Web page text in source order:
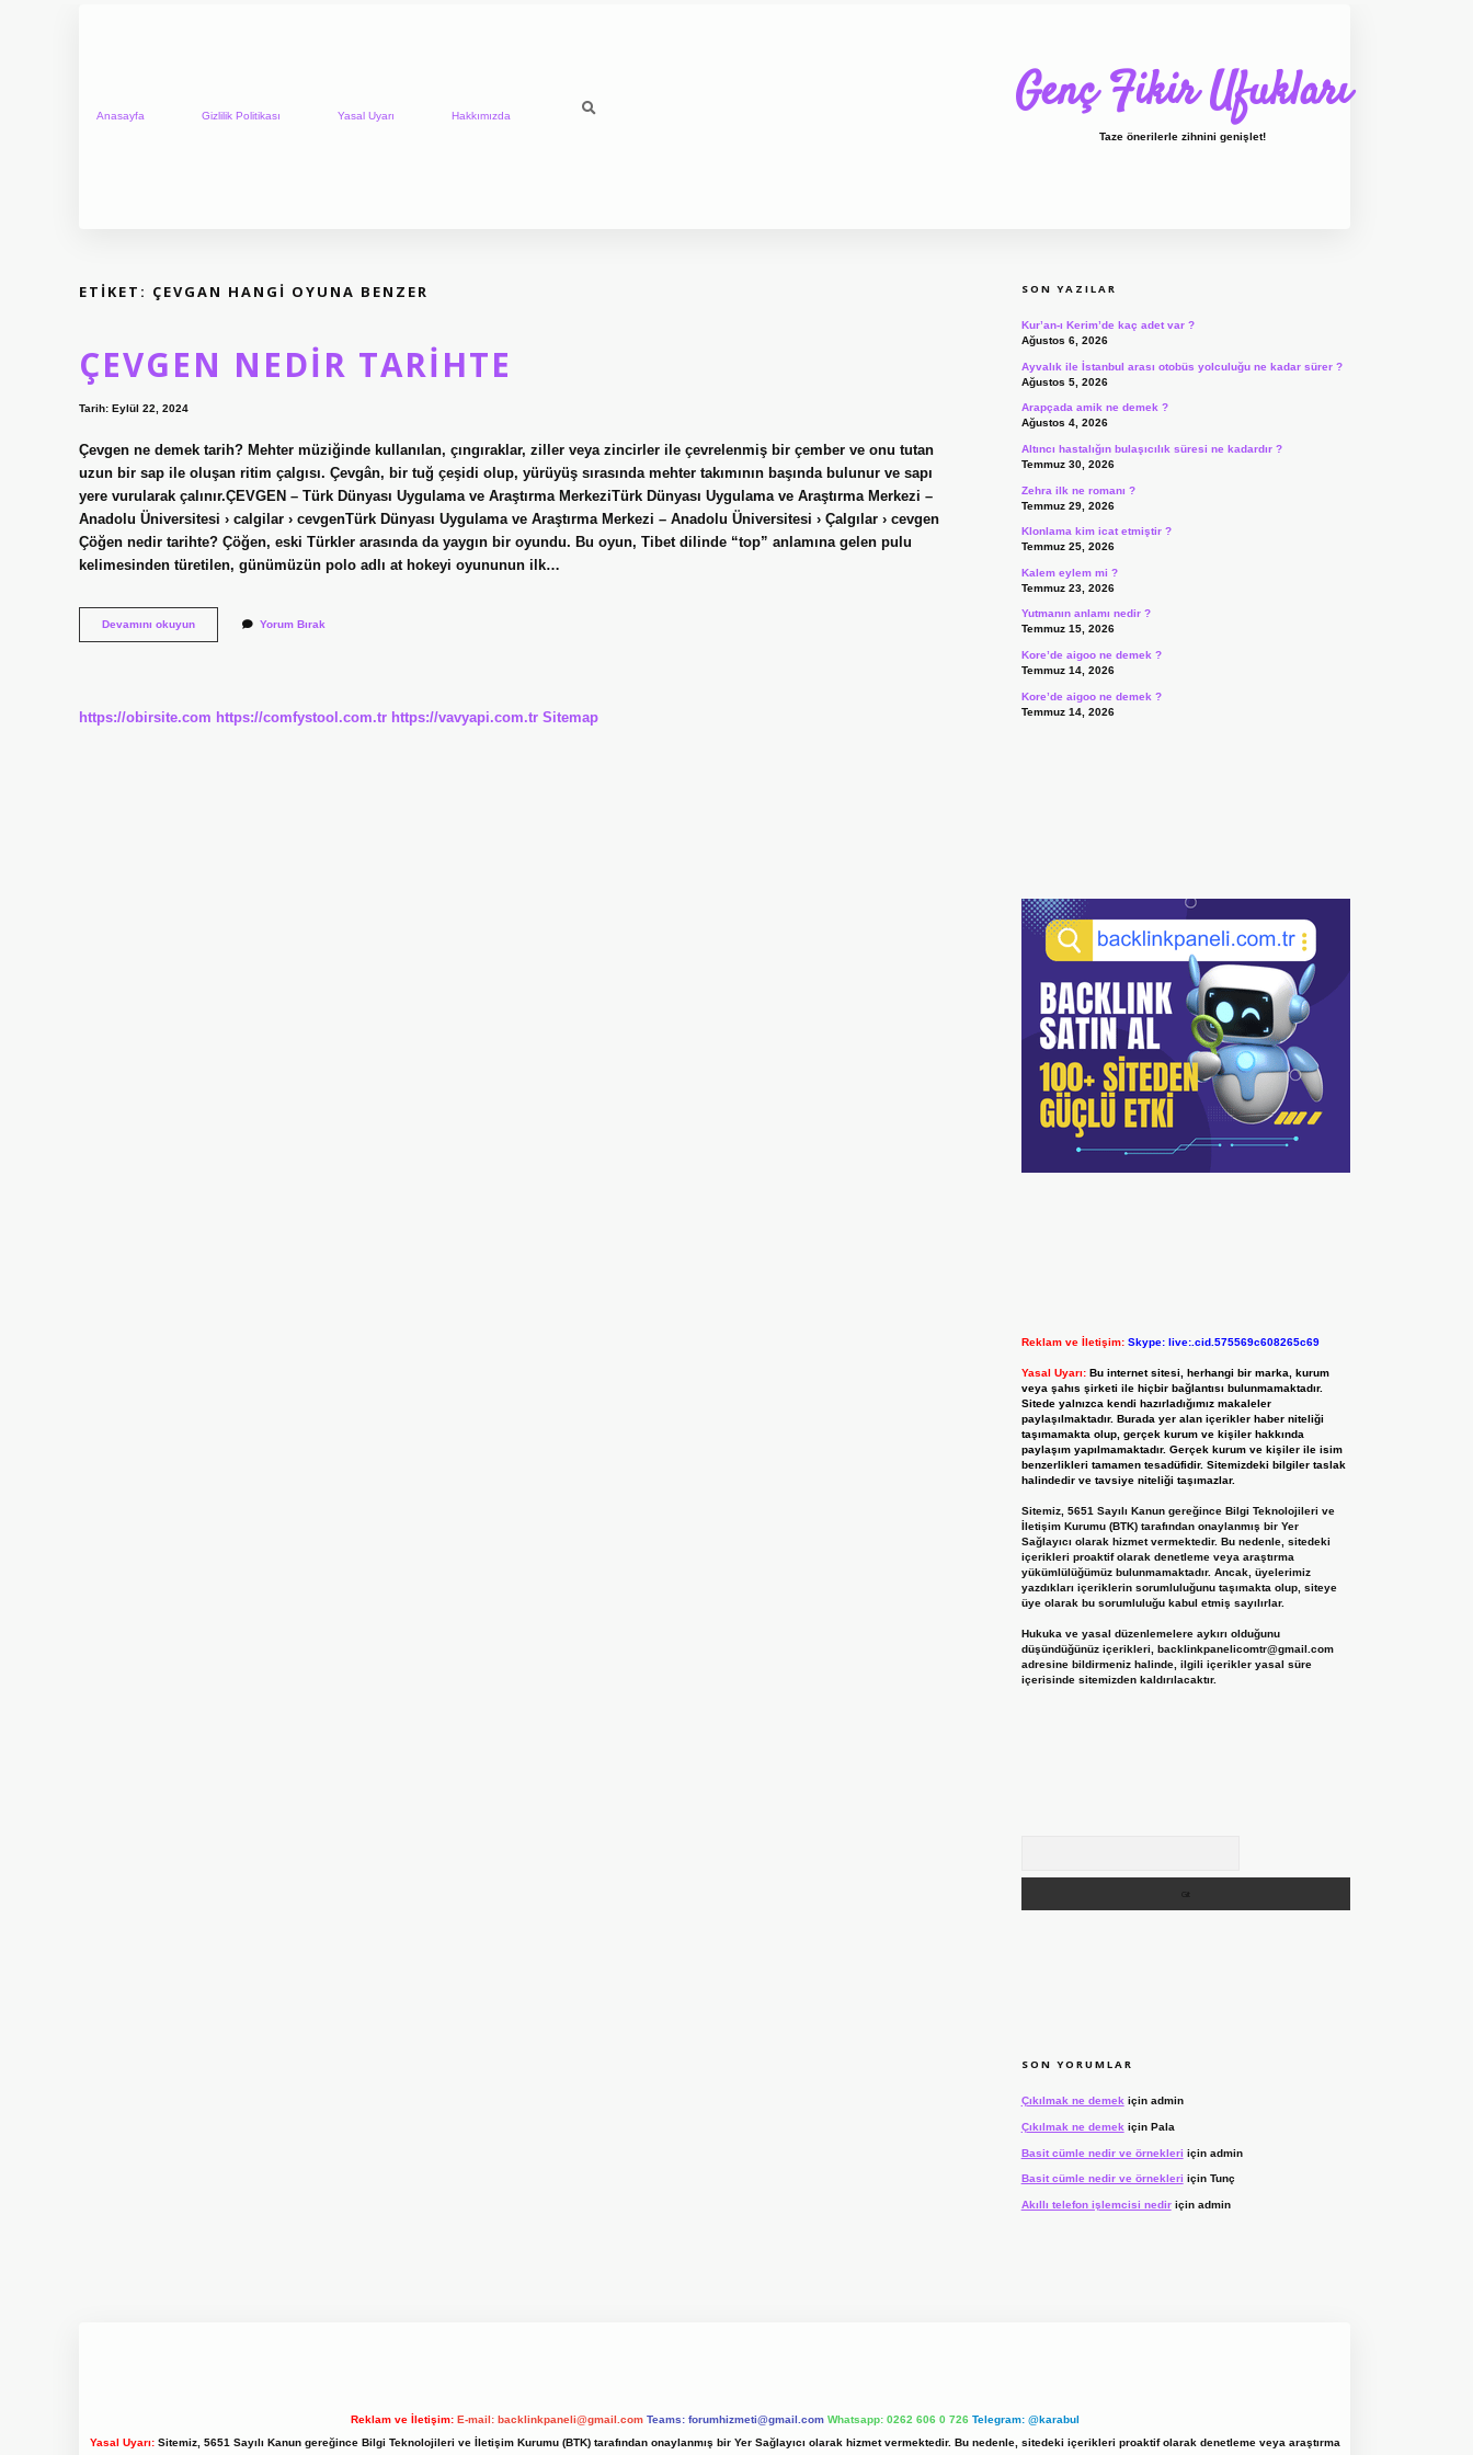
Anasayfa Gizlilik Politikası Yasal Uyarı Hakkımızda Genç Fikir Ufukları
Taze önerilerle zihnini genişlet!
ETIKET: ÇEVGAN HANGI OYUNA BENZER
ÇEVGEN NEDIR TARIHTE
Tarih: Eylül 22, 2024
Çevgen ne demek tarih? Mehter müziğinde kullanılan, çıngıraklar, ziller veya zincirler ile çevrelenmiş bir çember ve onu tutan
uzun bir sap ile oluşan ritim çalgısı. Çevgân, bir tuğ çeşidi olup, yürüyüş sırasında mehter takımının başında bulunur ve sapı
yere vurularak çalınır.ÇEVGEN – Türk Dünyası Uygulama ve Araştırma MerkeziTürk Dünyası Uygulama ve Araştırma Merkezi –
Anadolu Üniversitesi › calgilar › cevgenTürk Dünyası Uygulama ve Araştırma Merkezi – Anadolu Üniversitesi › Çalgılar › cevgen
Çöğen nedir tarihte? Çöğen, eski Türkler arasında da yaygın bir oyundu. Bu oyun, Tibet dilinde “top” anlamına gelen pulu
kelimesinden türetilen, günümüzün polo adlı at hokeyi oyununun ilk…
Devamını okuyunÇevgen
Nedir
Yorum Bırak
https://obirsite.com https://comfystool.com.tr https://vavyapi.com.tr Sitemap
SON YAZILAR
Kur’an-ı Kerim’de kaç adet var ?
Ağustos 6, 2026
Ayvalık ile İstanbul arası otobüs yolculuğu ne kadar sürer ?
Ağustos 5, 2026
Arapçada amik ne demek ?
Ağustos 4, 2026
Altıncı hastalığın bulaşıcılık süresi ne kadardır ?
Temmuz 30, 2026
Zehra ilk ne romanı ?
Temmuz 29, 2026
Klonlama kim icat etmiştir ?
Temmuz 25, 2026
Kalem eylem mi ?
Temmuz 23, 2026
Yutmanın anlamı nedir ?
Temmuz 15, 2026
Kore’de aigoo ne demek ?
Temmuz 14, 2026
Kore’de aigoo ne demek ?
Temmuz 14, 2026
Reklam ve İletişim: Skype: live:.cid.575569c608265c69
Yasal Uyarı: Bu internet sitesi, herhangi bir marka, kurum
veya şahıs şirketi ile hiçbir bağlantısı bulunmamaktadır.
Sitede yalnızca kendi hazırladığımız makaleler
paylaşılmaktadır. Burada yer alan içerikler haber niteliği
taşımamakta olup, gerçek kurum ve kişiler hakkında
paylaşım yapılmamaktadır. Gerçek kurum ve kişiler ile isim
benzerlikleri tamamen tesadüfidir. Sitemizdeki bilgiler taslak
halindedir ve tavsiye niteliği taşımazlar.
Sitemiz, 5651 Sayılı Kanun gereğince Bilgi Teknolojileri ve
İletişim Kurumu (BTK) tarafından onaylanmış bir Yer
Sağlayıcı olarak hizmet vermektedir. Bu nedenle, sitedeki
içerikleri proaktif olarak denetleme veya araştırma
yükümlülüğümüz bulunmamaktadır. Ancak, üyelerimiz
yazdıkları içeriklerin sorumluluğunu taşımakta olup, siteye
üye olarak bu sorumluluğu kabul etmiş sayılırlar.
Hukuka ve yasal düzenlemelere aykırı olduğunu
düşündüğünüz içerikleri, backlinkpanelicomtr@gmail.com
adresine bildirmeniz halinde, ilgili içerikler yasal süre
içerisinde sitemizden kaldırılacaktır.
SON YORUMLAR
Çıkılmak ne demekiçin admin
Çıkılmak ne demek için Pala
Basit cümle nedir ve örnekleri için admin
Basit cümle nedir ve örnekleri için Tunç
Akıllı telefon işlemcisi nediriçin admin
Reklam ve İletişim: E-mail: backlinkpaneli@gmail.com Teams: forumhizmeti@gmail.com Whatsapp: 0262 606 0 726 Telegram: @karabul
Yasal Uyarı:Sitemiz, 5651 Sayılı Kanun gereğince Bilgi Teknolojileri ve İletişim Kurumu (BTK) tarafından onaylanmış bir Yer Sağlayıcı olarak hizmet vermektedir. Bu nedenle, sitedeki içerikleri proaktif olarak denetleme veya araştırma